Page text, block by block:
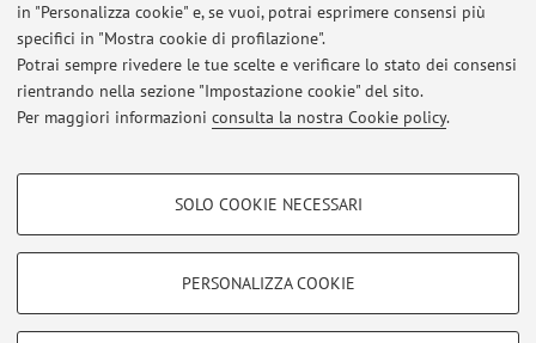
in "Personalizza cookie" e, se vuoi, potrai esprimere consensi più
specifici in "Mostra cookie di profilazione".
Potrai sempre rivedere le tue scelte e verificare lo stato dei consensi
rientrando nella sezione "Impostazione cookie" del sito.
Per maggiori informazioni consulta la nostra Cookie policy.
COOKIE DI PROFILAZIONE - FACOLTATIVI
SOLO COOKIE NECESSARI
PERSONALIZZA COOKIE
Ultimi avvisi
Al momento non sono presenti avvisi.
Area riservata
Accedi tramiteloginper gestire tutti i contenuti del sito.